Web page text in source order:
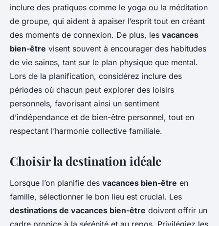
inclure des pratiques comme le yoga ou la méditation
de groupe, qui aident à apaiser l’esprit tout en créant
des moments de connexion. De plus, les vacances
bien-être visent souvent à encourager des habitudes
de vie saines, tant sur le plan physique que mental.
Lors de la planification, considérez inclure des
périodes où chacun peut explorer des loisirs
personnels, favorisant ainsi un sentiment
d’indépendance et de bien-être personnel, tout en
respectant l’harmonie collective familiale.
Choisir la destination idéale
Lorsque l’on planifie des vacances bien-être en
famille, sélectionner le bon lieu est crucial. Les
destinations de vacances bien-être doivent offrir un